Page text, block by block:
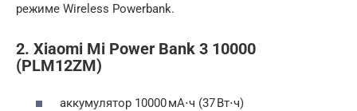
режиме Wireless Powerbank.
2. Xiaomi Mi Power Bank 3 10000
(PLM12ZM)
аккумулятор 10000 мА⋅ч (37 Вт⋅ч)